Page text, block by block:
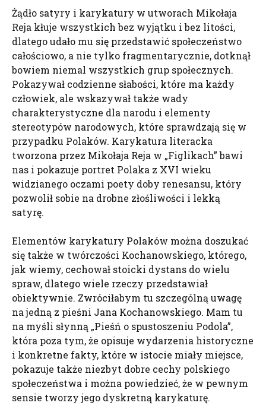
Żądło satyry i karykatury w utworach Mikołaja
Reja kłuje wszystkich bez wyjątku i bez litości,
dlatego udało mu się przedstawić społeczeństwo
całościowo, a nie tylko fragmentarycznie, dotknął
bowiem niemal wszystkich grup społecznych.
Pokazywał codzienne słabości, które ma każdy
człowiek, ale wskazywał także wady
charakterystyczne dla narodu i elementy
stereotypów narodowych, które sprawdzają się w
przypadku Polaków. Karykatura literacka
tworzona przez Mikołaja Reja w „Figlikach” bawi
nas i pokazuje portret Polaka z XVI wieku
widzianego oczami poety doby renesansu, który
pozwolił sobie na drobne złośliwości i lekką
satyrę.
Elementów karykatury Polaków można doszukać
się także w twórczości Kochanowskiego, którego,
jak wiemy, cechował stoicki dystans do wielu
spraw, dlatego wiele rzeczy przedstawiał
obiektywnie. Zwróciłabym tu szczególną uwagę
na jedną z pieśni Jana Kochanowskiego. Mam tu
na myśli słynną „Pieśń o spustoszeniu Podola”,
która poza tym, że opisuje wydarzenia historyczne
i konkretne fakty, które w istocie miały miejsce,
pokazuje także niezbyt dobre cechy polskiego
społeczeństwa i można powiedzieć, że w pewnym
sensie tworzy jego dyskretną karykaturę.